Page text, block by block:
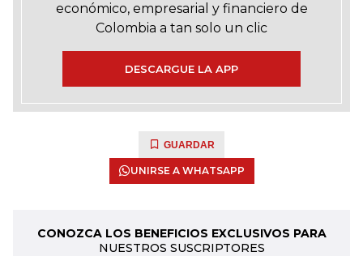
económico, empresarial y financiero de
Colombia a tan solo un clic
DESCARGUE LA APP
GUARDAR
UNIRSE A WHATSAPP
CONOZCA LOS BENEFICIOS EXCLUSIVOS PARA
NUESTROS SUSCRIPTORES